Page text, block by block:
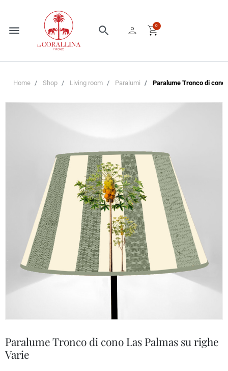
menu search person shopping_cart
0
Home Shop Living room Paralumi Paralume Tronco di
Paralume Tronco di cono Las Palmas su righe
Varie